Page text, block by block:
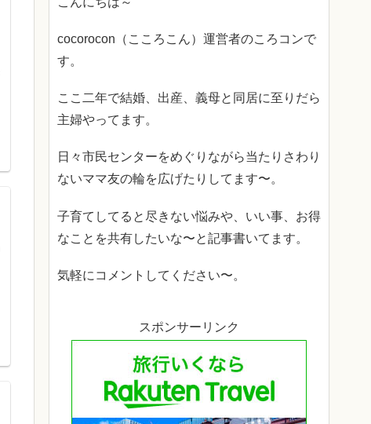
cocorocon（こころこん）運営者のころコンで
す。
ここ二年で結婚、出産、義母と同居に至りだら
主婦やってます。
日々市民センターをめぐりながら当たりさわり
ないママ友の輪を広げたりしてます〜。
子育てしてると尽きない悩みや、いい事、お得
なことを共有したいな〜と記事書いてます。
気軽にコメントしてください〜。
スポンサーリンク